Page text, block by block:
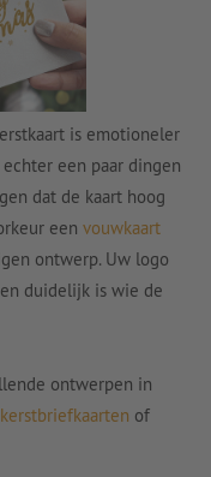
is emotioneler
een paar dingen
dat de kaart hoog
een vouwkaart
ontwerp. Uw logo
duidelijk is wie de
ontwerpen in
kerstbriefkaarten of